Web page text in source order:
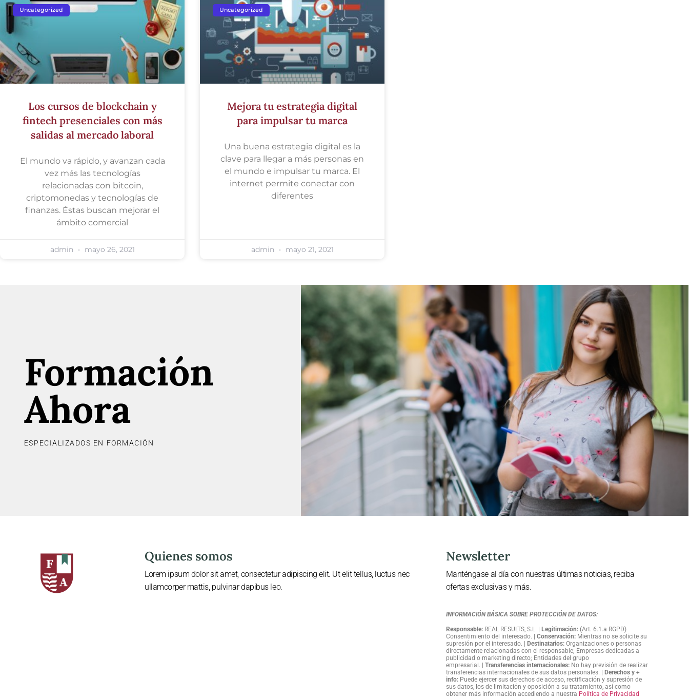
Uncategorized
Los cursos de blockchain y
fintech presenciales con más
salidas al mercado laboral
El mundo va rápido, y avanzan cada
vez más las tecnologías
relacionadas con bitcoin,
criptomonedas y tecnologías de
finanzas. Éstas buscan mejorar el
ámbito comercial
admin mayo 26, 2021
Uncategorized
Mejora tu estrategia digital
para impulsar tu marca
Una buena estrategia digital es la
clave para llegar a más personas en
el mundo e impulsar tu marca. El
internet permite conectar con
diferentes
admin mayo 21, 2021
Formación
Ahora
ESPECIALIZADOS EN FORMACIÓN
Quienes somos
Lorem ipsum dolor sit amet, consectetur adipiscing elit. Ut elit tellus, luctus nec
ullamcorper mattis, pulvinar dapibus leo.
Newsletter
Manténgase al día con nuestras últimas noticias, reciba
ofertas exclusivas y más.
INFORMACIÓN BÁSICA SOBRE PROTECCIÓN DE DATOS:
Responsable: REAL RESULTS, S.L . | Legitimación: (Art. 6.1.a RGPD)
Consentimiento del interesado. | Conservación: Mientras no se solicite su
supresión por el interesado. | Destinatarios: Organizaciones o personas
directamente relacionadas con el responsable; Empresas dedicadas a
publicidad o marketing directo; Entidades del grupo
empresarial. | Transferencias internacionales: No hay previsión de realizar
transferencias internacionales de sus datos personales. | Derechos y +
info: Puede ejercer sus derechos de acceso, rectificación y supresión de
sus datos, los de limitación y oposición a su tratamiento, así como
obtener más información accediendo a nuestra Política de Privacidad